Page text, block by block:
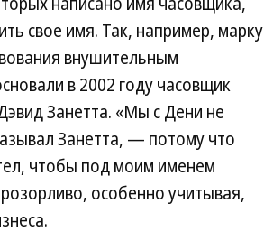
свое имя. Так, например, марку
внушительным
в 2002 году часовщик
Занетта. «Мы с Дени не
Занетта, — потому что
чтобы под моим именем
особенно учитывая,